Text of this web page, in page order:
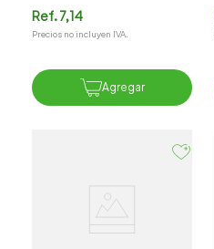
Ref.7,14
Precios no incluyen IVA.
Agregar